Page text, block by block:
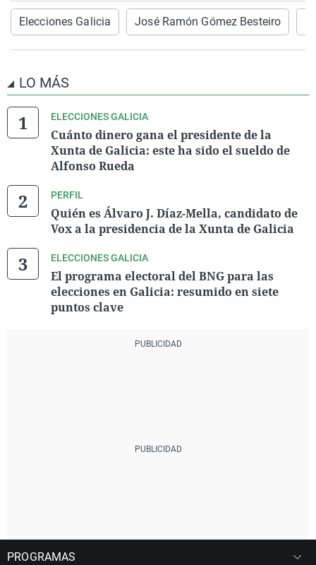
Elecciones Galicia José Ramón Gómez Besteiro
LO MÁS
ELECCIONES GALICIA
Cuánto dinero gana el presidente de la
Xunta de Galicia: este ha sido el sueldo de
Alfonso Rueda
PERFIL
Quién es Álvaro J. Díaz-Mella, candidato de
Vox a la presidencia de la Xunta de Galicia
ELECCIONES GALICIA
El programa electoral del BNG para las
elecciones en Galicia: resumido en siete
puntos clave
PROGRAMAS